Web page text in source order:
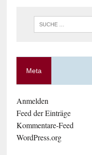
Meta
Anmelden
Feed der Einträge
Kommentare-Feed
WordPress.org